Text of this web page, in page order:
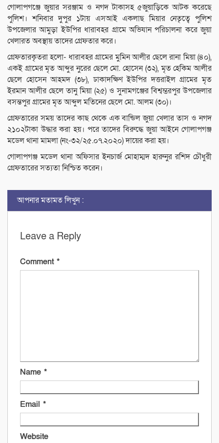
গোলাপগঞ্জে জুয়ার সরঞ্জাম ও নগদ টাকাসহ ৫জুয়াড়িকে আটক করেছে
পুলিশ। শনিবার দুপুর ১টায় এসআই একলাছ মিয়ার নেতৃত্বে পুলিশ
উপজেলার আমুড়া ইউপির ধারাবহর গ্রামে অভিযান পরিচালনা করে জুয়া
খেলারত অবস্থায় তাদের গ্রেফতার করে।
গ্রেফতারকৃতরা হলো- ধারাবহর গ্রামের মুমিন আলীর ছেলে রানা মিয়া (৪০),
একই গ্রামের মৃত আব্দুর নুরের ছেলে মো. হোসেন (৩২), মৃত হেকিম আলীর
ছেলে হোসেন আহমদ (৩৮), ঢাকাদক্ষিণ ইউপির দত্তরাইল গ্রামের মৃত
ইরমান আলীর ছেলে তানু মিয়া (২৫) ও সুনামগঞ্জের বিশ্বম্ভরপুর উপজেলার
বসন্তপুর গ্রামের মৃত আব্দুল মতিনের ছেলে মো. আলম (৩০)।
গ্রেফতারের সময় তাদের কাছ থেকে এক বান্ডিল জুয়া খেলার তাস ও নগদ
২১০২টাকা উদ্ধার করা হয়। পরে তাদের বিরুদ্ধে জুয়া আইনে গোলাপগঞ্জ
মডেল থানা মামলা (নং-৩২/২৫.০৭.২০২০) দায়ের করা হয়।
গোলাপগঞ্জ মডেল থানা অফিসার ইনচার্জ মোহাম্মদ হারুনুর রশিদ চৌধুরী
গ্রেফতারের সত্যতা নিশ্চিত করেন।
আপনার মতামত লিখুন :
Leave a Reply
Comment *
Name *
Email *
Website